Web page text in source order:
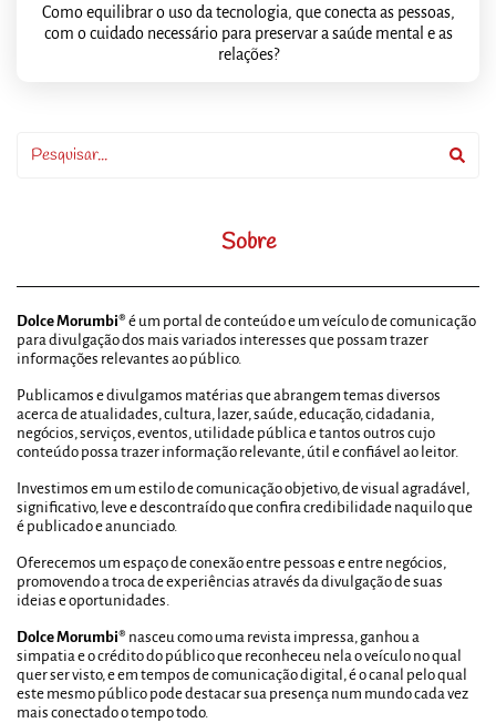
Como equilibrar o uso da tecnologia, que conecta as pessoas,
com o cuidado necessário para preservar a saúde mental e as
relações?
Sobre
Dolce Morumbi® é um portal de conteúdo e um veículo de comunicação
para divulgação dos mais variados interesses que possam trazer
informações relevantes ao público.
Publicamos e divulgamos matérias que abrangem temas diversos
acerca de atualidades, cultura, lazer, saúde, educação, cidadania,
negócios, serviços, eventos, utilidade pública e tantos outros cujo
conteúdo possa trazer informação relevante, útil e confiável ao leitor.
Investimos em um estilo de comunicação objetivo, de visual agradável,
significativo, leve e descontraído que confira credibilidade naquilo que
é publicado e anunciado.
Oferecemos um espaço de conexão entre pessoas e entre negócios,
promovendo a troca de experiências através da divulgação de suas
ideias e oportunidades.
Dolce Morumbi® nasceu como uma revista impressa, ganhou a
simpatia e o crédito do público que reconheceu nela o veículo no qual
quer ser visto, e em tempos de comunicação digital, é o canal pelo qual
este mesmo público pode destacar sua presença num mundo cada vez
mais conectado o tempo todo.